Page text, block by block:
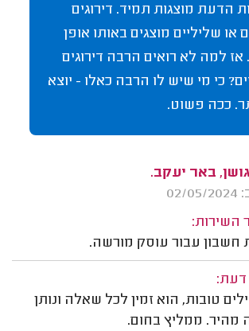
הדעת מוצגות תמיד. דירוגים
או שליליים מוצגים באותו אופן
אז למה לא רואים הרבה דירוגים
כי מי שיש לו הרבה כאלו - יוצא
ככה פשוט.
גושן, באר יעקב.
השירות:
חשבון עבור עוסק מורשה.
דעת:
טובות, הוא זמין לכל שאלה ונותן
מהיר. ממליץ בחום.